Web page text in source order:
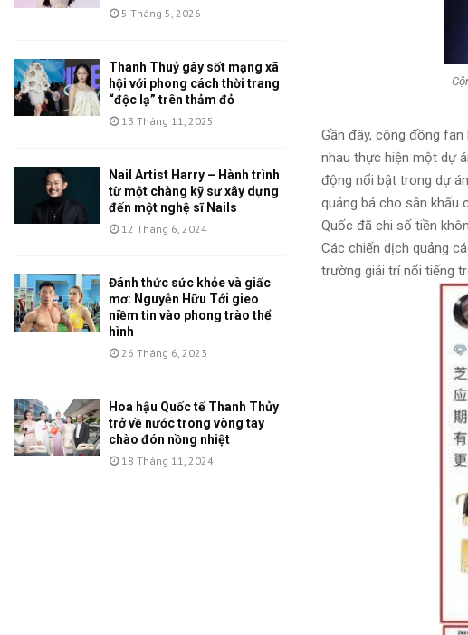
Gần đây, cộng đồng
nhau thực hiện một dự
động nổi bật trong dự
quảng bá cho sân khấu
Quốc đã chi số tiền
Các chiến dịch quảng
trường giải trí nổi tiếng
5 Tháng 5, 2026
Thanh Thuỷ gây sốt mạng xã
hội với phong cách thời trang
“độc lạ” trên thảm đỏ
13 Tháng 11, 2025
Nail Artist Harry – Hành trình
từ một chàng kỹ sư xây dựng
đến một nghệ sĩ Nails
12 Tháng 6, 2024
Đánh thức sức khỏe và giấc
mơ: Nguyễn Hữu Tới gieo
niềm tin vào phong trào thể
hình
26 Tháng 6, 2023
Hoa hậu Quốc tế Thanh Thủy
trở về nước trong vòng tay
chào đón nồng nhiệt
18 Tháng 11, 2024